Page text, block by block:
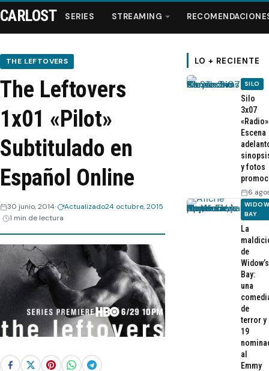
Series
Streaming
Recomendaciones
Videos
Webisodios
CARLOST SERIES STREAMING
THE LEFTOVERS
The Leftovers
1x01 «Pilot»
Subtitulado en
Español Online
30 junio, 2014 Actualizado24 octubre, 2015
1 min de lectura
LO + RECIENTE
SILO
Silo
3x07
Escena
y fotos
6
BAY
La
de
Widow’s
Bay:
una
de
terror y
19
al
Emmy